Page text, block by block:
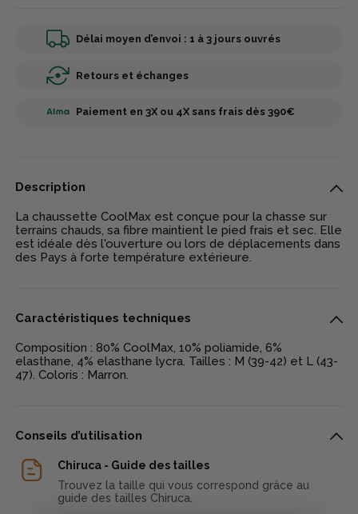
Délai moyen d’envoi : 1 à 3 jours ouvrés
Retours et échanges
Paiement en 3X ou 4X sans frais dès 390€
Description
La chaussette CoolMax est conçue pour la chasse sur
terrains chauds, sa fibre maintient le pied frais et sec. Elle
est idéale dès l'ouverture ou lors de déplacements dans
des Pays à forte température extérieure.
Caractéristiques techniques
Composition : 80% CoolMax, 10% poliamide, 6%
elasthane, 4% elasthane lycra. Tailles : M (39-42) et L (43-
47). Coloris : Marron.
Conseils d’utilisation
Chiruca - Guide des tailles
Trouvez la taille qui vous correspond grâce au
guide des tailles Chiruca.